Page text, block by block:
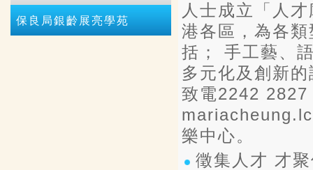
保良局銀齡展亮學苑
人士成立「人
港各區，為各
括； 手工藝、
多元化及創新
致電2242 2827
樂中心。
徵集人才 才